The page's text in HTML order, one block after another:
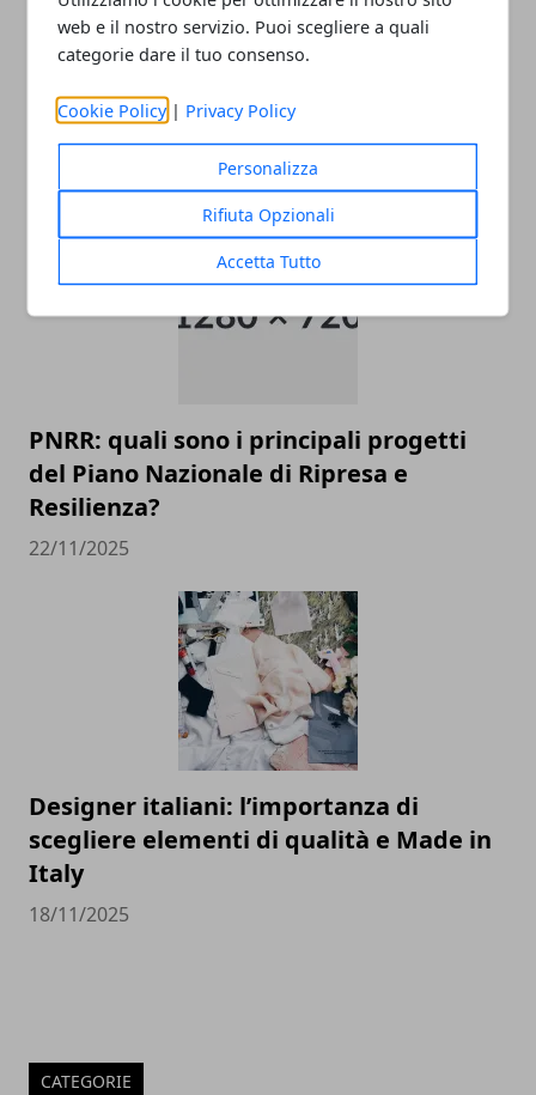
web e il nostro servizio. Puoi scegliere a quali
categorie dare il tuo consenso.
Cookie Policy | Privacy Policy
Personalizza
Rifiuta Opzionali
Accetta Tutto
Come raggiungere l’aeroporto di
Malpensa
22/11/2025
PNRR: quali sono i principali progetti
del Piano Nazionale di Ripresa e
Resilienza?
22/11/2025
Designer italiani: l’importanza di
scegliere elementi di qualità e Made in
Italy
18/11/2025
CATEGORIE